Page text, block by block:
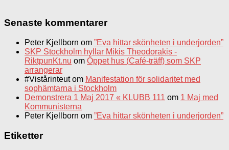
Senaste kommentarer
Peter Kjellborn om ”Eva hittar skönheten i underjorden”
SKP Stockholm hyllar Mikis Theodorakis -
RiktpunKt.nu om Öppet hus (Café-träff) som SKP
arrangerar
#Vistårinteutom Manifestation för solidaritet med
sophämtarna i Stockholm
Demonstrera 1 Maj 2017 « KLUBB 111 om 1 Maj med
Kommunisterna
Peter Kjellborn om ”Eva hittar skönheten i underjorden”
Etiketter